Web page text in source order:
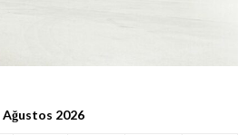
Ağustos 2026